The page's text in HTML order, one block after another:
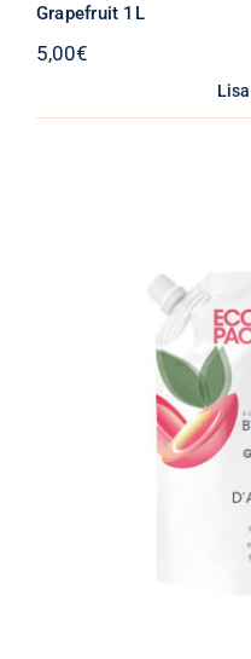
Grapefruit 1L
5,00€